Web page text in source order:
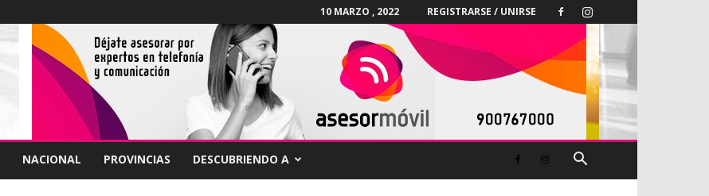
10 MARZO , 2022 REGISTRARSE / UNIRSE
NACIONAL PROVINCIAS DESCUBRIENDO A